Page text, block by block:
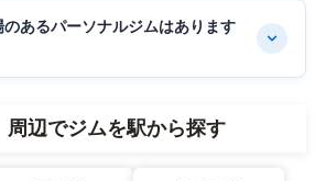
あるパーソナルジムはあります
周辺でジムを駅から探す